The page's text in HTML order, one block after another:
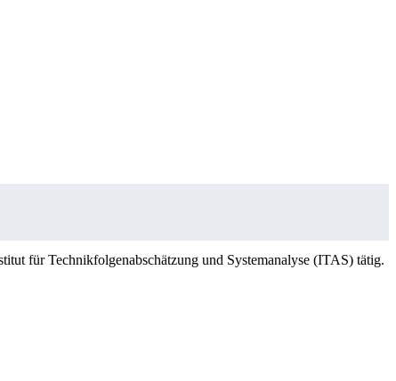
für Technikfolgenabschätzung und Systemanalyse (ITAS) tätig.